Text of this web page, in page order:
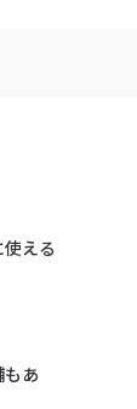
える
あ